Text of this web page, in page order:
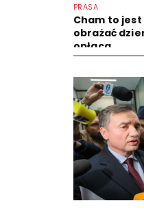
PRASA
Cham to
obrażać
opłaca